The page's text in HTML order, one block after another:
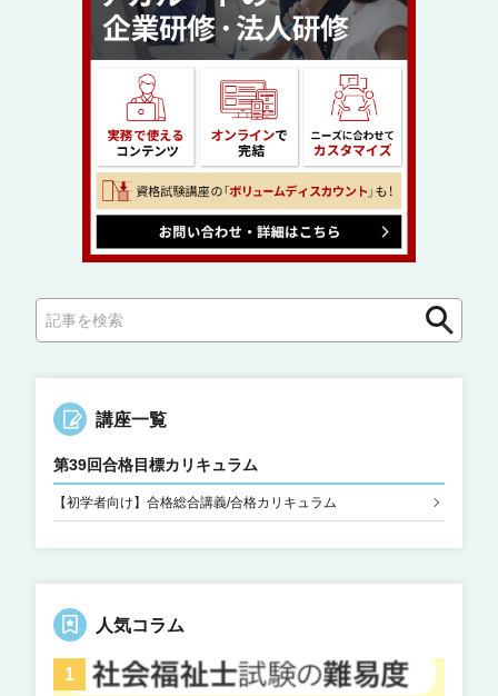
索
講座一覧
第39回合格目標カリキュラム
【初学者向け】合格総合講義/合格カリキュラム
人気コラム